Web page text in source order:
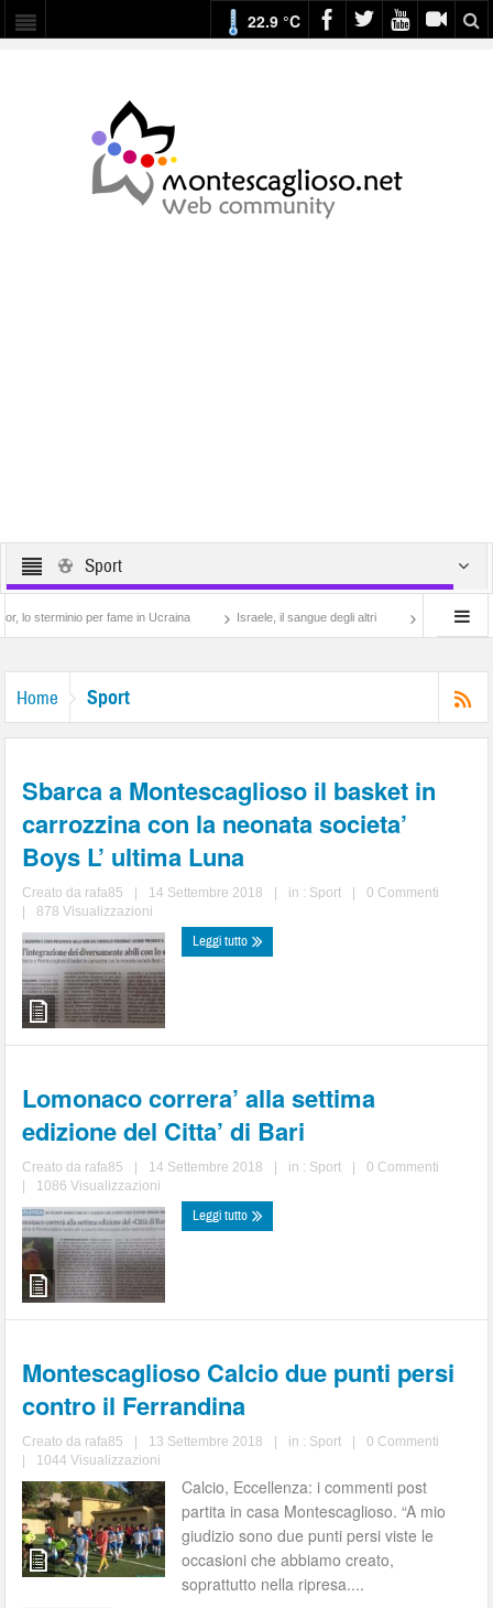
22.9 °C
Sport
per fame in Ucraina Israele, il sangue degli altri Lotta di classe… tra
Home Sport
Sbarca a Montescaglioso il basket in
carrozzina con la neonata societa’
Boys L’ ultima Luna
Creato da rafa85 14 Settembre 2018 in : Sport
0 Commenti
878 Visualizzazioni
Leggi tutto
Lomonaco correra’ alla settima
edizione del Citta’ di Bari
Creato da rafa85 14 Settembre 2018 in : Sport
0 Commenti
1086 Visualizzazioni
Leggi tutto
Montescaglioso Calcio due punti persi
contro il Ferrandina
Creato da rafa85 13 Settembre 2018 in : Sport
0 Commenti
1044 Visualizzazioni
Calcio, Eccellenza: i commenti post
partita in casa Montescaglioso. “A mio
giudizio sono due punti persi viste le
occasioni che abbiamo creato,
soprattutto nella ripresa....